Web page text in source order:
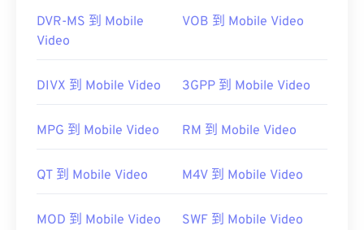
DVR-MS 到 Mobile
Video
VOB 到 Mobile Video
DIVX 到 Mobile Video 3GPP 到 Mobile Video
MPG 到 Mobile Video RM 到 Mobile Video
QT 到 Mobile Video M4V 到 Mobile Video
MOD 到 Mobile Video SWF 到 Mobile Video